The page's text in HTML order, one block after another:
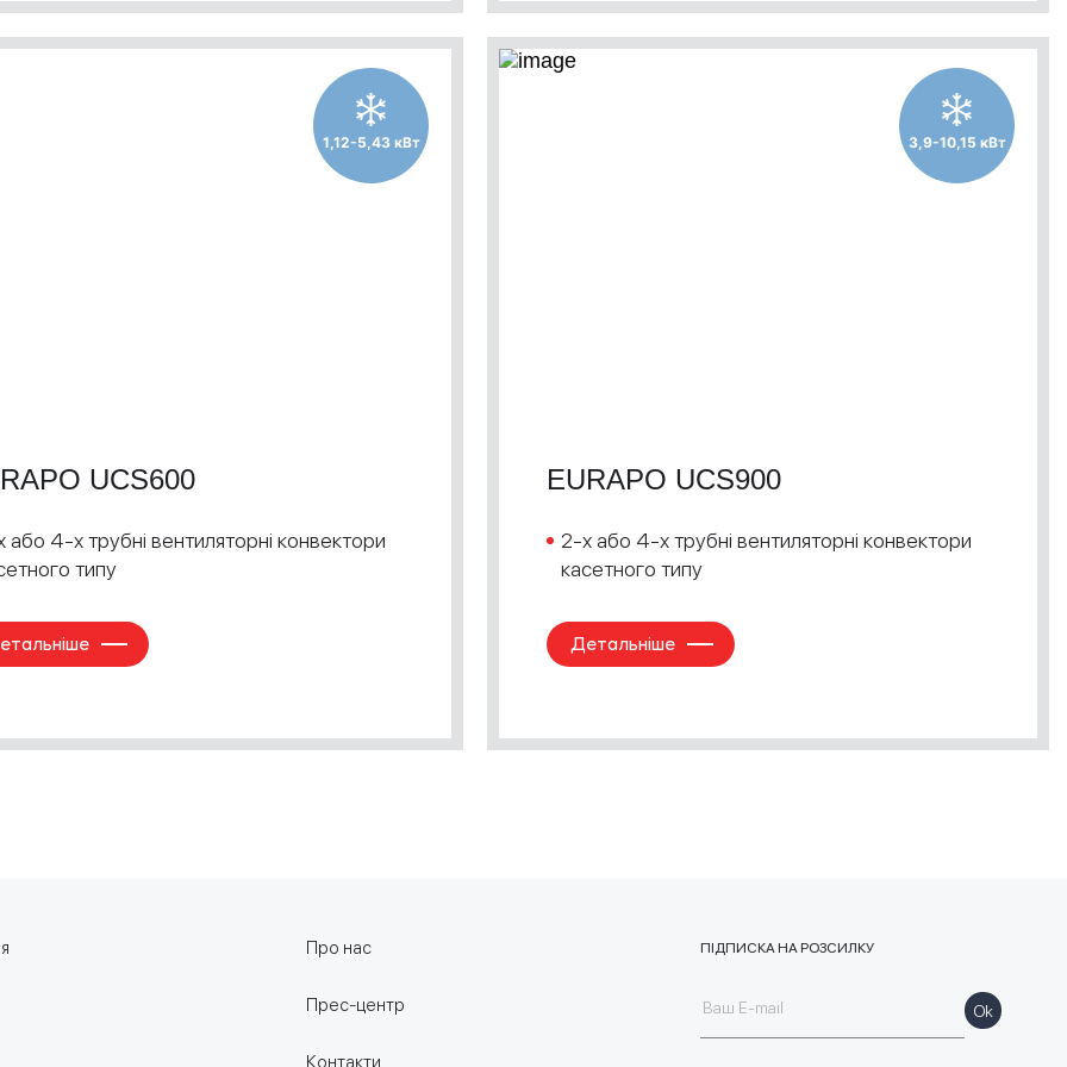
1,12-5,43 кВт
UCS600
або 4-х трубні вентиляторні конвектори
типу
3,9-10,15 кВт
EURAPO UCS900
2-х або 4-х трубні вентиляторні конвектори
касетного типу
Детальніше
Про нас
Прес-центр
Контакти
ПІДПИСКА НА РОЗСИЛКУ